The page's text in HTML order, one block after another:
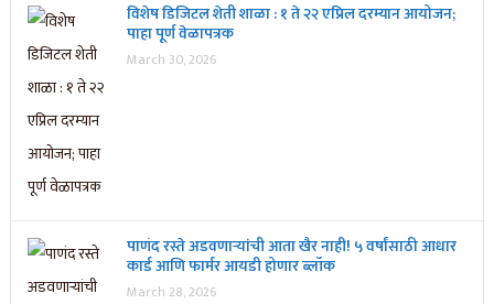
विशेष डिजिटल शेती शाळा : १ ते २२ एप्रिल दरम्यान आयोजन;
पाहा पूर्ण वेळापत्रक
March 30, 2026
पाणंद रस्ते अडवणाऱ्यांची आता खैर नाही! ५ वर्षांसाठी आधार
कार्ड आणि फार्मर आयडी होणार ब्लॉक
March 28, 2026